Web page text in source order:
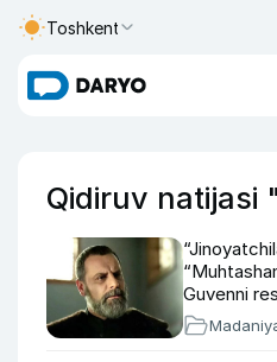
Toshkent
Qidiruv natijasi
Guvenni